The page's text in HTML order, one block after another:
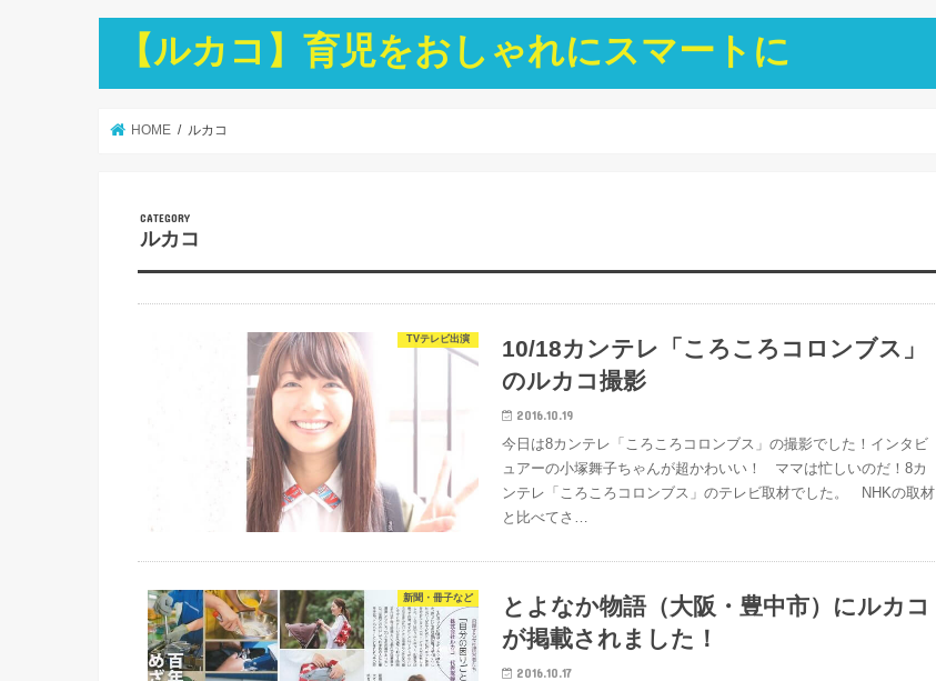
【ルカコ】育児をおしゃれにスマートに
HOME ルカコ
ルカコ
TVテレビ出演
10/18カンテレ「ころころコロンブス」
のルカコ撮影
2016.10.19
今日は8カンテレ「ころころコロンブス」の撮影でした！インタビ
ュアーの小塚舞子ちゃんが超かわいい！ ママは忙しいのだ！8カ
ンテレ「ころころコロンブス」のテレビ取材でした。 NHKの取材
と比べてさ…
新聞・冊子など
とよなか物語（大阪・豊中市）にルカコ
が掲載されました！
2016.10.17